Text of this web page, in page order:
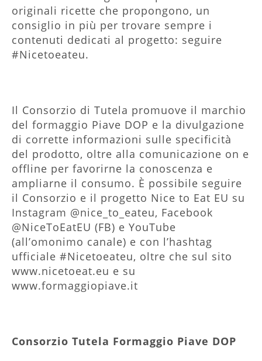
originali ricette che propongono, un
consiglio in più per trovare sempre i
contenuti dedicati al progetto: seguire
#Nicetoeateu.
Il Consorzio di Tutela promuove il marchio
del formaggio Piave DOP e la divulgazione
di corrette informazioni sulle specificità
del prodotto, oltre alla comunicazione on e
offline per favorirne la conoscenza e
ampliarne il consumo. È possibile seguire
il Consorzio e il progetto Nice to Eat EU su
Instagram @nice_to_eateu, Facebook
@NiceToEatEU (FB) e YouTube
(all’omonimo canale) e con l’hashtag
ufficiale #Nicetoeateu, oltre che sul sito
www.nicetoeat.eu e su
www.formaggiopiave.it
Consorzio Tutela Formaggio Piave DOP